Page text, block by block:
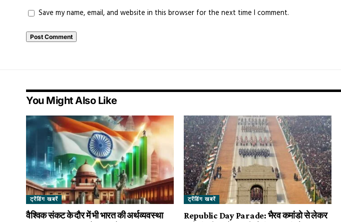
Save my name, email, and website in this browser for the next time I comment.
You Might Also Like
ट्रेंडिंग खबरें
वैश्विक संकट के दौर में भी भारत की अर्थव्यवस्था
ट्रेंडिंग खबरें
Republic Day Parade: भैरव कमांडो से लेकर